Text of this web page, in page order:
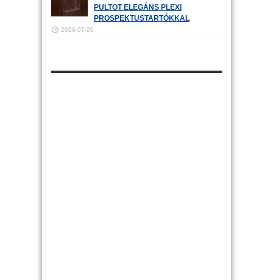
PULTOT ELEGÁNS PLEXI
PROSPEKTUSTARTÓKKAL
2026-07-20